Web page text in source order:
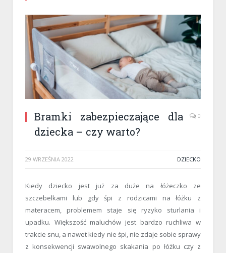
Bramki zabezpieczające dla
dziecka – czy warto?
0
29 WRZEŚNIA 2022 DZIECKO
Kiedy dziecko jest już za duże na łóżeczko ze
szczebelkami lub gdy śpi z rodzicami na łóżku z
materacem, problemem staje się ryzyko sturlania i
upadku. Większość maluchów jest bardzo ruchliwa w
trakcie snu, a nawet kiedy nie śpi, nie zdaje sobie sprawy
z konsekwencji swawolnego skakania po łóżku czy z